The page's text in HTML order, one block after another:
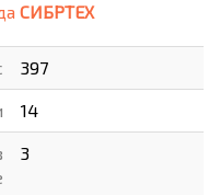
СИБРТЕХ
397
14
3